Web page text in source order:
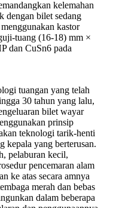
kelemahan
dengan bilet sedang
kastor
tuang (16-18) mm ×
dan CuSn6 pada
tuangan yang telah
30 tahun yang lalu,
bilet wayar
prinsip
teknologi tarik-henti
kepala yang berterusan.
pelaburan kecil,
pencemaran alam
ke atas secara amnya
merah dan bebas
dalam beberapa